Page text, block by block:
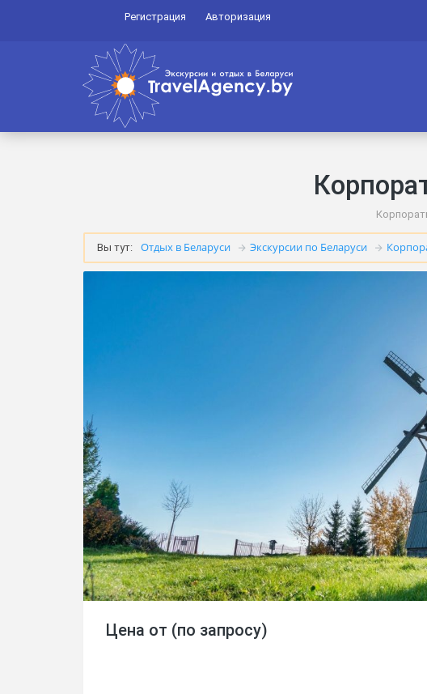
Регистрация Авторизация
Вы тут: Отдых в Беларуси Экскурсии по Беларуси
Цена от (по запросу)